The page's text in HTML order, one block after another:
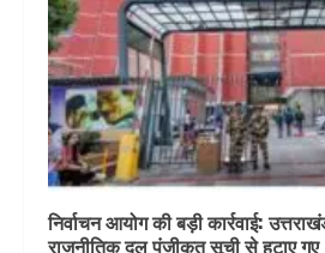
निर्वाचन आयोग की बड़ी कार्रवाई:
राजनीतिक दल पंजीकृत सूची से हटाए गए